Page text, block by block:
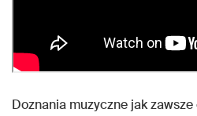
Doznania muzyczne jak